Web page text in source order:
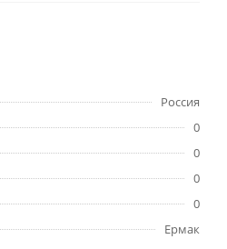
Россия
0
0
0
0
Ермак